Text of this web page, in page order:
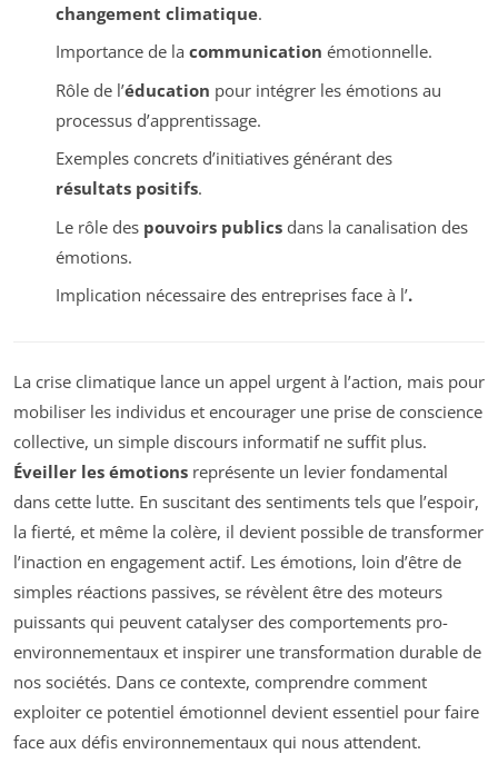
changement climatique.
Importance de la communication émotionnelle.
Rôle de l’éducation pour intégrer les émotions au
processus d’apprentissage.
Exemples concrets d’initiatives générant des
résultats positifs.
Le rôle des pouvoirs publicsdans la canalisation des
émotions.
Implication nécessaire des entreprises face à l’.
La crise climatique lance un appel urgent à l’action, mais pour
mobiliser les individus et encourager une prise de conscience
collective, un simple discours informatif ne suffit plus.
Éveiller les émotions représente un levier fondamental
dans cette lutte. En suscitant des sentiments tels que l’espoir,
la fierté, et même la colère, il devient possible de transformer
l’inaction en engagement actif. Les émotions, loin d’être de
simples réactions passives, se révèlent être des moteurs
puissants qui peuvent catalyser des comportements pro-
environnementaux et inspirer une transformation durable de
nos sociétés. Dans ce contexte, comprendre comment
exploiter ce potentiel émotionnel devient essentiel pour faire
face aux défis environnementaux qui nous attendent.